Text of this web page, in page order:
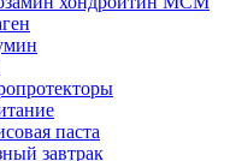
паста
завтрак